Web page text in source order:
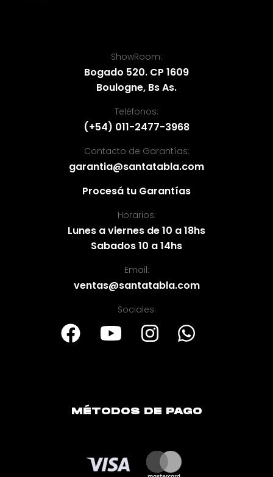
ShowRoom:
Bogado 520. CP 1609
Boulogne, Bs As.
Teléfonos:
(+54) 011-2477-3968
Contacto de Garantías:
garantia@santatabla.com
Procesá tu Garantías
Horarios:
Lunes a viernes de 10 a 18hs
Sabados 10 a 14hs
Email:
ventas@santatabla.com
Sociales:
MÉTODOS DE PAGO